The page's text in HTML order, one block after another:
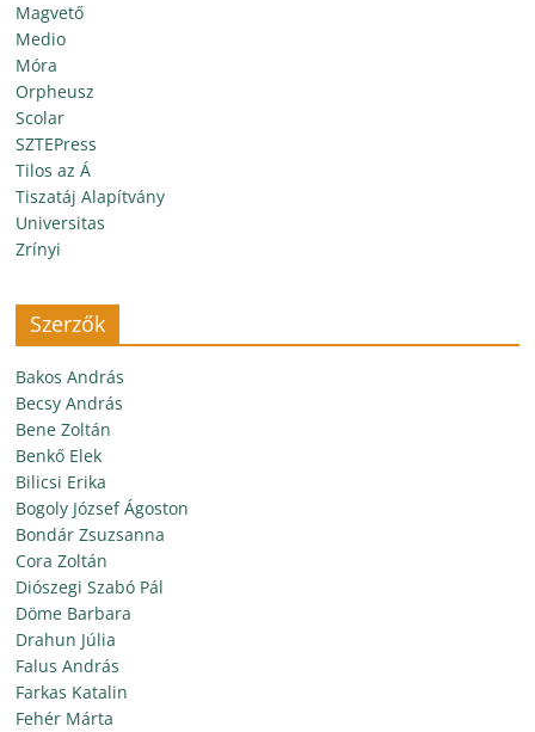
Magvető
Medio
Móra
Orpheusz
Scolar
SZTEPress
Tilos az Á
Tiszatáj Alapítvány
Universitas
Zrínyi
Szerzők
Bakos András
Becsy András
Bene Zoltán
Benkő Elek
Bilicsi Erika
Bogoly József Ágoston
Bondár Zsuzsanna
Cora Zoltán
Diószegi Szabó Pál
Döme Barbara
Drahun Júlia
Falus András
Farkas Katalin
Fehér Márta